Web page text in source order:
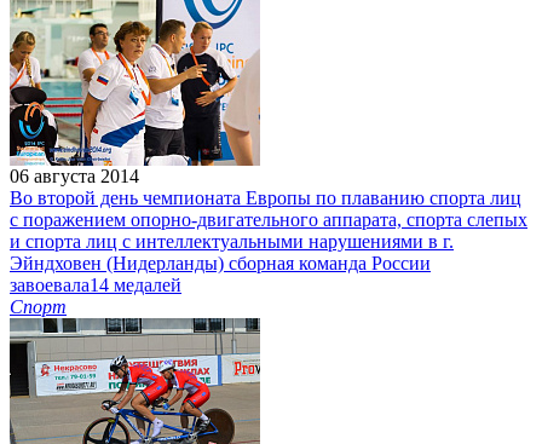
06 августа 2014
Во второй день чемпионата Европы по плаванию спорта лиц
с поражением опорно-двигательного аппарата, спорта слепых
и спорта лиц с интеллектуальными нарушениями в г.
Эйндховен (Нидерланды) сборная команда России
завоевала14 медалей
Спорт